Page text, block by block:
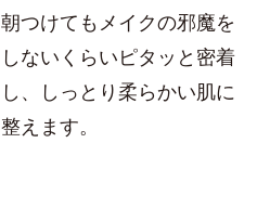
朝つけてもメイクの邪魔を
しないくらいピタッと密着
し、しっとり柔らかい肌に
整えます。